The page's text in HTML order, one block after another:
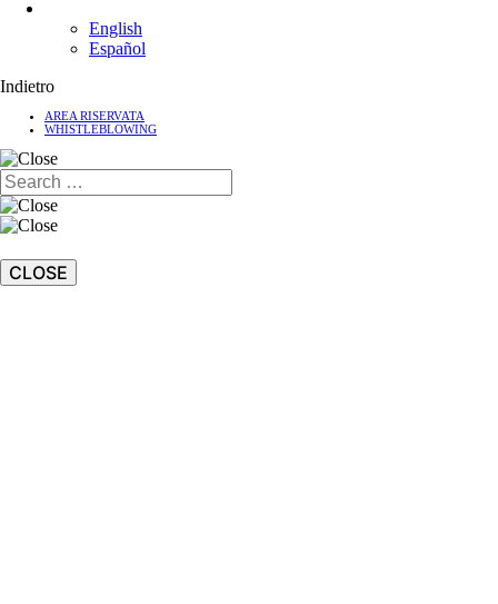
English
Español
Indietro
AREA RISERVATA
WHISTLEBLOWING
CLOSE